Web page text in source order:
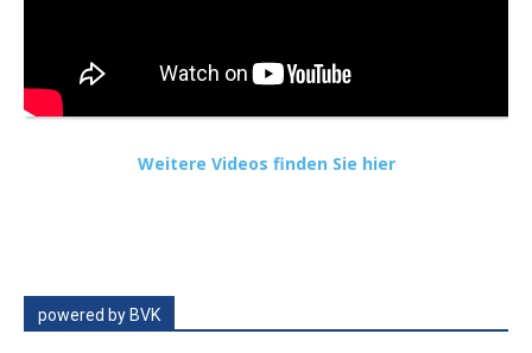
Weitere Videos finden Sie hier
powered by BVK